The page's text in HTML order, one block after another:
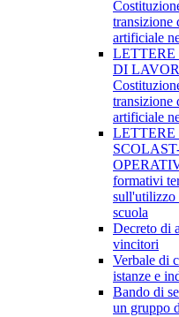
transizione
artificiale
LETTERE
DI
transizione
artificiale
formativi
sull'utilizzo
scuola
Decreto di
vincitori
Verbale di
istanze e
Bando di
un gruppo